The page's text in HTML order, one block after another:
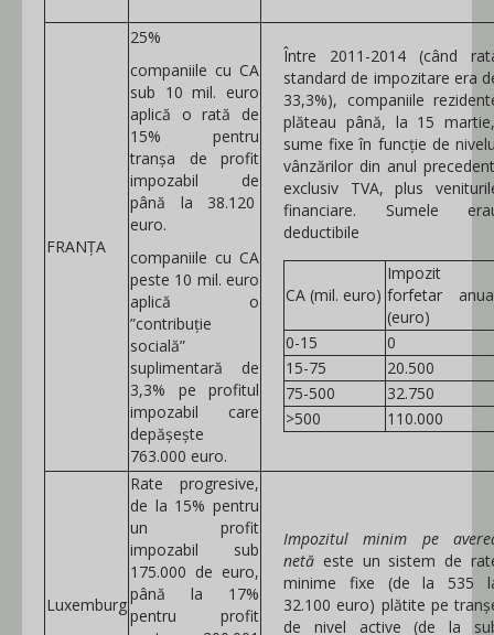
FRANȚA
25%
companiile cu CA
sub 10 mil. euro
aplică o rată de
15% pentru
tranșa de profit
impozabil de
până la 38.120
euro.
companiile cu CA
peste 10 mil. euro
aplică o
”contribuție
socială”
suplimentară de
3,3% pe profitul
impozabil care
depășește
763.000 euro.
Între 2011-2014 (când
standard de impozitare era
33,3%), companiile
plăteau până, la 15
sume fixe în funcție de
vânzărilor din anul
exclusiv TVA, plus
financiare. Sumele
deductibile
CA (mil. euro)
Impozit
forfetar
(euro)
0-15
0
15-75
20.500
75-500
32.750
>500
110.000
Luxemburg
Rate progresive,
de la 15% pentru
un profit
impozabil sub
175.000 de euro,
până la 17%
pentru profit
Impozitul minim pe
netă este un sistem de
minime fixe (de la 535
32.100 euro) plătite pe
de nivel active (de la